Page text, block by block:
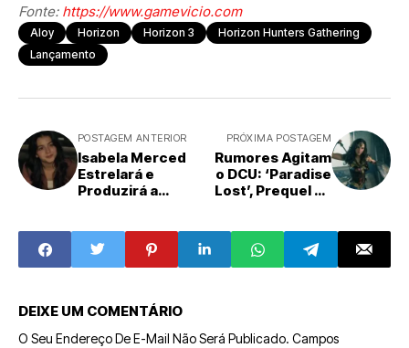
Fonte: https://www.gamevicio.com
Aloy Horizon Horizon 3
Horizon Hunters Gathering
Lançamento
POSTAGEM ANTERIOR
Isabela Merced
Estrelará e
Produzirá a
de The House of
the Dead
PRÓXIMA POSTAGEM
Rumores Agitam
o DCU: ‘Paradise
Lost’, Prequel da
Descartada?
DEIXE UM COMENTÁRIO
O Seu Endereço De E-Mail Não Será Publicado. Campos